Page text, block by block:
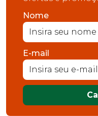
Nome
E-mail